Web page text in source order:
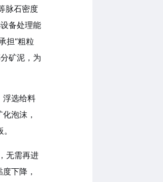
脉石密度
备处理能
担“粗粒
矿泥，为
浮选给料
泡沫，
无需再进
下降，